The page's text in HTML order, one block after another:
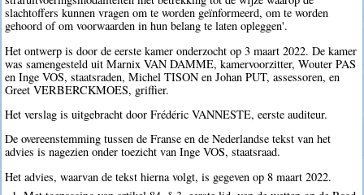
slachtoffers kunnen vragen om te worden geïnformeerd, om te worden
gehoord of om voorwaarden in hun belang te laten opleggen'.
Het ontwerp is door de eerste kamer onderzocht op 3 maart 2022. De kamer
was samengesteld uit Marnix VAN DAMME, kamervoorzitter, Wouter PAS
en Inge VOS, staatsraden, Michel TISON en Johan PUT, assessoren, en
Greet VERBERCKMOES, griffier.
Het verslag is uitgebracht door Frédéric VANNESTE, eerste auditeur.
De overeenstemming tussen de Franse en de Nederlandse tekst van het
advies is nagezien onder toezicht van Inge VOS, staatsraad.
Het advies, waarvan de tekst hierna volgt, is gegeven op 8 maart 2022.